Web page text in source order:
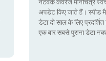
नेटवर्क कवरेज मानचित्र
अपडेट किए जाते हैं। स्पीड
डेटा दो साल के लिए प्रदर्शित
एक बार सबसे पुराना डेटा